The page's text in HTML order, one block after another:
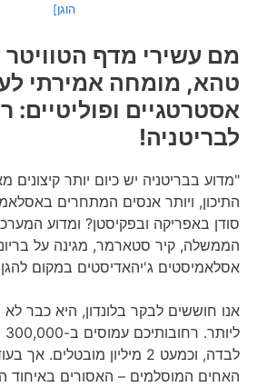
הוגן]
מם עשירי מדף
טהא, מומחה אמירתי
אסטרטגיים ופוליטיים:
לבריטניה!
"מדוע בבריטניה יש כיום יותר
התיכון, ויותר אנסים המתחרים
סודן באפריקה ובפקיסטן? ומדוע
הממשלה, קיר סטארמר, מגינה על
אסלאמיסטים ג'יהאדיסטים במקום
אנו חוששים לבקר בלונדון, היא כבר
לבדה, וכמעט 2 מיליון מובטלים.
האחים המוסלמים – האסורים באיחוד